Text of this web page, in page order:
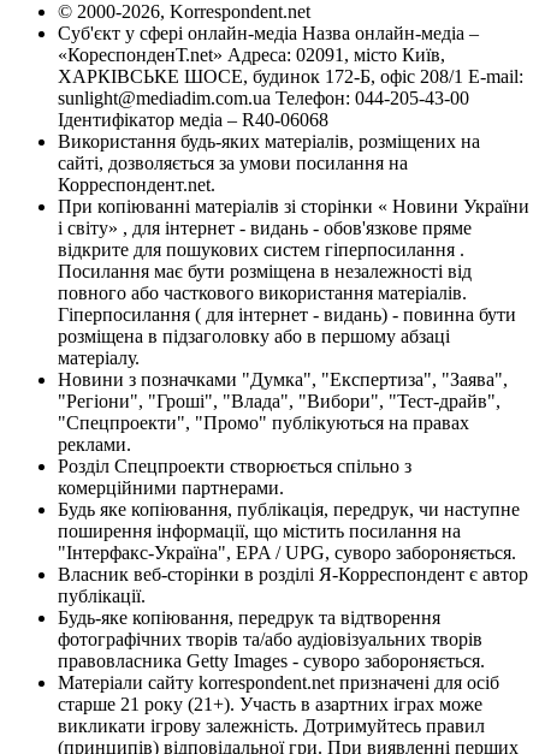
© 2000-2026, Korrespondent.net
Суб'єкт у сфері онлайн-медіа Назва онлайн-медіа –
«КореспонденТ.net» Адреса: 02091, місто Київ,
ХАРКІВСЬКЕ ШОСЕ, будинок 172-Б, офіс 208/1 E-mail:
sunlight@mediadim.com.ua Телефон: 044-205-43-00
Ідентифікатор медіа – R40-06068
Використання будь-яких матеріалів, розміщених на
сайті, дозволяється за умови посилання на
Корреспондент.net.
При копіюванні матеріалів зі сторінки « Новини України
і світу» , для інтернет - видань - обов'язкове пряме
відкрите для пошукових систем гіперпосилання .
Посилання має бути розміщена в незалежності від
повного або часткового використання матеріалів.
Гіперпосилання ( для інтернет - видань) - повинна бути
розміщена в підзаголовку або в першому абзаці
матеріалу.
Новини з позначками "Думка", "Експертиза", "Заява",
"Регіони", "Гроші", "Влада", "Вибори", "Тест-драйв",
"Спецпроекти", "Промо" публікуються на правах
реклами.
Розділ Спецпроекти створюється спільно з
комерційними партнерами.
Будь яке копіювання, публікація, передрук, чи наступне
поширення інформації, що містить посилання на
"Інтерфакс-Україна", EPA / UPG, суворо забороняється.
Власник веб-сторінки в розділі Я-Корреспондент є автор
публікації.
Будь-яке копіювання, передрук та відтворення
фотографічних творів та/або аудіовізуальних творів
правовласника Getty Images - суворо забороняється.
Матеріали сайту korrespondent.net призначені для осіб
старше 21 року (21+). Участь в азартних іграх може
викликати ігрову залежність. Дотримуйтесь правил
(принципів) відповідальної гри. При виявленні перших